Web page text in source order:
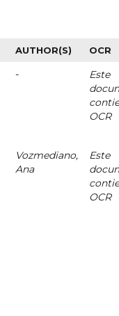
AUTHOR(S) OCR
-
Este
OCR
Vozmediano,
Ana
Este
OCR